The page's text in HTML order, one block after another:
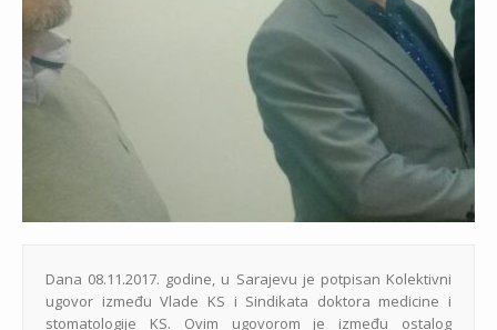
Dana 08.11.2017. godine, u Sarajevu je potpisan Kolektivni
ugovor između Vlade KS i Sindikata doktora medicine i
stomatologije KS. Ovim ugovorom je između ostalog